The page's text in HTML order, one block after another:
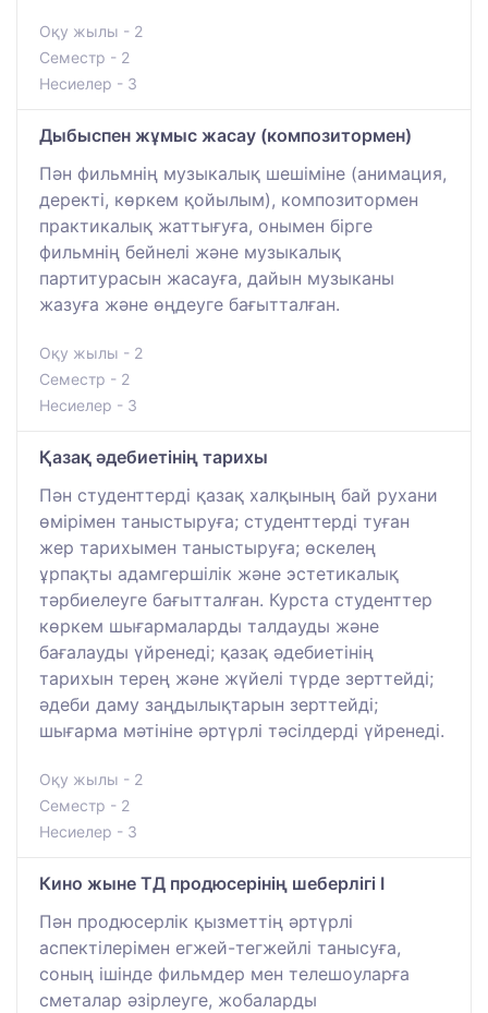
Оқу жылы - 2
Семестр - 2
Несиелер - 3
Дыбыспен жұмыс жасау (композитормен)
Пән фильмнің музыкалық шешіміне (анимация,
деректі, көркем қойылым), композитормен
практикалық жаттығуға, онымен бірге
фильмнің бейнелі және музыкалық
партитурасын жасауға, дайын музыканы
жазуға және өңдеуге бағытталған.
Оқу жылы - 2
Семестр - 2
Несиелер - 3
Қазақ әдебиетінің тарихы
Пән студенттерді қазақ халқының бай рухани
өмірімен таныстыруға; студенттерді туған
жер тарихымен таныстыруға; өскелең
ұрпақты адамгершілік және эстетикалық
тәрбиелеуге бағытталған. Курста студенттер
көркем шығармаларды талдауды және
бағалауды үйренеді; қазақ әдебиетінің
тарихын терең және жүйелі түрде зерттейді;
әдеби даму заңдылықтарын зерттейді;
шығарма мәтініне әртүрлі тәсілдерді үйренеді.
Оқу жылы - 2
Семестр - 2
Несиелер - 3
Кино жыне ТД продюсерінің шеберлігі I
Пән продюсерлік қызметтің әртүрлі
аспектілерімен егжей-тегжейлі танысуға,
соның ішінде фильмдер мен телешоуларға
сметалар әзірлеуге, жобаларды